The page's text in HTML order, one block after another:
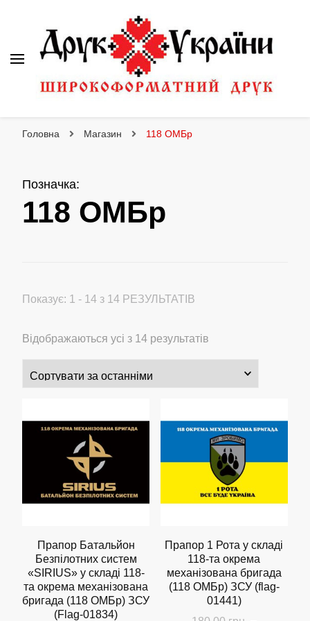
Головна Магазин 118 ОМБр
Позначка:
118 ОМБр
Показує: 1 - 14 з 14 РЕЗУЛЬТАТІВ
Відображаються усі з 14 результатів
за
останнім
Прапор Батальйон
Безпілотних систем
«SIRIUS» у складі 118-
та окрема механізована
бригада (118 ОМБр) ЗСУ
(Flag-01834)
Прапор 1 Рота у складі
118-та окрема
механізована бригада
(118 ОМБр) ЗСУ (flag-
01441)